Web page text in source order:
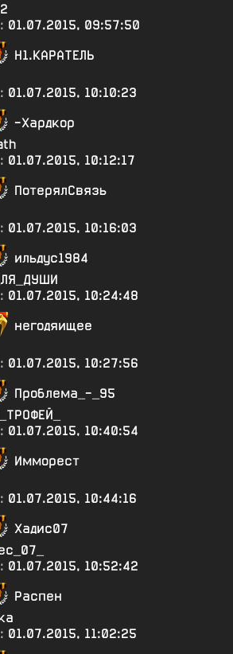
01.07.2015, 09:57:50
Н1.КАРАТЕЛЬ
01.07.2015, 10:10:23
-Хардкор
01.07.2015, 10:12:17
ПотерялСвязь
01.07.2015, 10:16:03
ильдус1984
01.07.2015, 10:24:48
негодяищее
01.07.2015, 10:27:56
Проблема_-_95
01.07.2015, 10:40:54
Имморест
01.07.2015, 10:44:16
Хадис07
01.07.2015, 10:52:42
Распен
01.07.2015, 11:02:25